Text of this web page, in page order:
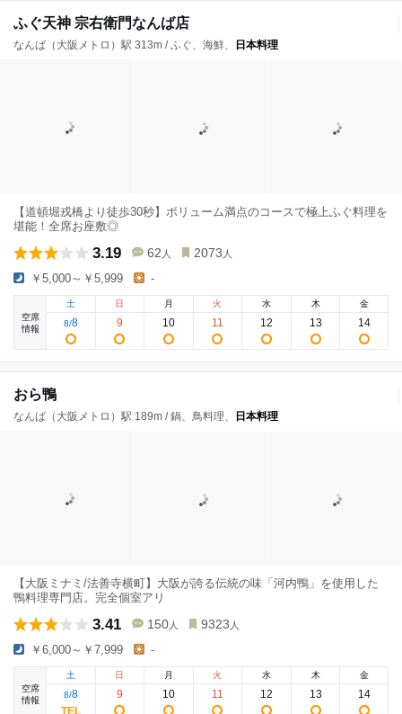
ふぐ天神 宗右衛門なんば店
なんば（大阪メトロ）駅 313m / ふぐ、海鮮、 日本料理
【道頓堀戎橋より徒歩30秒】ボリューム満点のコースで極上ふぐ料理を
堪能！全席お座敷◎
3.19 62 人 2073 人
￥5,000～￥5,999 -
空席
情報
土
8/8
日
9
月
10
火
11
水
12
木
13
金
14
おら鴨
なんば（大阪メトロ）駅 189m / 鍋、鳥料理、 日本料理
【大阪ミナミ/法善寺横町】大阪が誇る伝統の味「河内鴨」を使用した
鴨料理専門店。完全個室アリ
3.41 150 人 9323 人
￥6,000～￥7,999 -
空席
情報
土
8/8
日
9
月
10
火
11
水
12
木
13
金
14